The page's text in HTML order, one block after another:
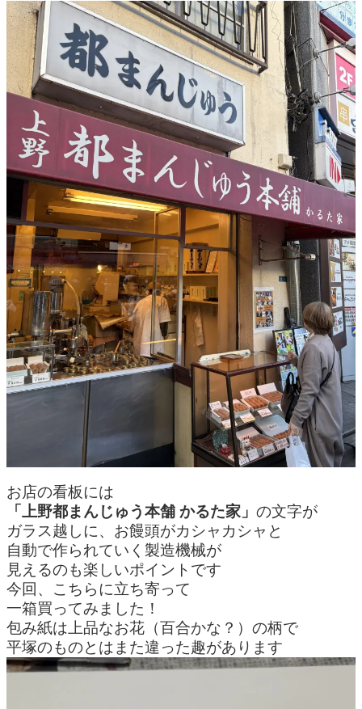
お店の看板には
「上野都まんじゅう本舗 かるた家」 の文字が
ガラス越しに、お饅頭がカシャカシャと
自動で作られていく製造機械が
見えるのも楽しいポイントです
今回、こちらに立ち寄って
一箱買ってみました！
包み紙は上品なお花（百合かな？）の柄で
平塚のものとはまた違った趣があります